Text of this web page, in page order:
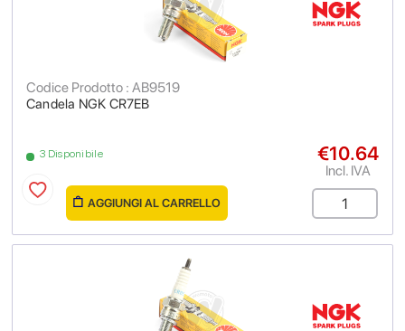
Candela NGK CR7EB
Codice Prodotto : AB9519
3 Disponibile €10.64
Incl. IVA
AGGIUNGI AL CARRELLO